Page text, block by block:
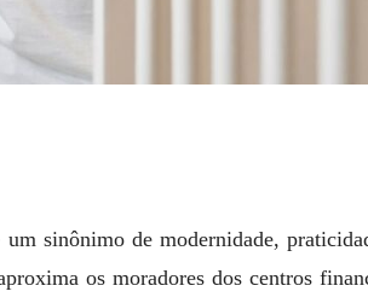
sinônimo de modernidade,
os moradores dos centros